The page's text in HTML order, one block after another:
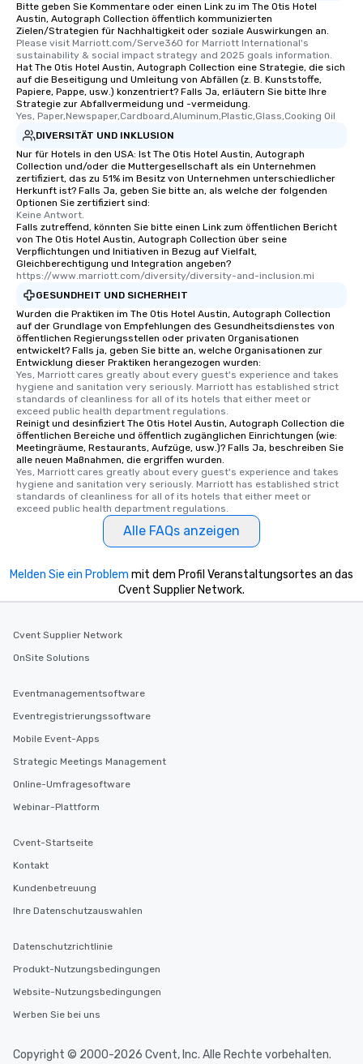
Bitte geben Sie Kommentare oder einen Link zu im The Otis Hotel
Austin, Autograph Collection öffentlich kommunizierten
Zielen/Strategien für Nachhaltigkeit oder soziale Auswirkungen an.
Please visit Marriott.com/Serve360 for Marriott International's
sustainability & social impact strategy and 2025 goals information.
Hat The Otis Hotel Austin, Autograph Collection eine Strategie, die sich
auf die Beseitigung und Umleitung von Abfällen (z. B. Kunststoffe,
Papiere, Pappe, usw.) konzentriert? Falls Ja, erläutern Sie bitte Ihre
Strategie zur Abfallvermeidung und -vermeidung.
Yes, Paper,Newspaper,Cardboard,Aluminum,Plastic,Glass,Cooking Oil
DIVERSITÄT UND INKLUSION
Nur für Hotels in den USA: Ist The Otis Hotel Austin, Autograph
Collection und/oder die Muttergesellschaft als ein Unternehmen
zertifiziert, das zu 51% im Besitz von Unternehmen unterschiedlicher
Herkunft ist? Falls Ja, geben Sie bitte an, als welche der folgenden
Optionen Sie zertifiziert sind:
Keine Antwort.
Falls zutreffend, könnten Sie bitte einen Link zum öffentlichen Bericht
von The Otis Hotel Austin, Autograph Collection über seine
Verpflichtungen und Initiativen in Bezug auf Vielfalt,
Gleichberechtigung und Integration angeben?
https://www.marriott.com/diversity/diversity-and-inclusion.mi
GESUNDHEIT UND SICHERHEIT
Wurden die Praktiken im The Otis Hotel Austin, Autograph Collection
auf der Grundlage von Empfehlungen des Gesundheitsdienstes von
öffentlichen Regierungsstellen oder privaten Organisationen
entwickelt? Falls ja, geben Sie bitte an, welche Organisationen zur
Entwicklung dieser Praktiken herangezogen wurden:
Yes, Marriott cares greatly about every guest's experience and takes
hygiene and sanitation very seriously. Marriott has established strict
standards of cleanliness for all of its hotels that either meet or
exceed public health department regulations.
Reinigt und desinfiziert The Otis Hotel Austin, Autograph Collection die
öffentlichen Bereiche und öffentlich zugänglichen Einrichtungen (wie:
Meetingräume, Restaurants, Aufzüge, usw.)? Falls Ja, beschreiben Sie
alle neuen Maßnahmen, die ergriffen wurden.
Yes, Marriott cares greatly about every guest's experience and takes
hygiene and sanitation very seriously. Marriott has established strict
standards of cleanliness for all of its hotels that either meet or
exceed public health department regulations.
Alle FAQs anzeigen
Melden Sie ein Problem mit dem Profil Veranstaltungsortes an das
Cvent Supplier Network.
Cvent Supplier Network
OnSite Solutions
Eventmanagementsoftware
Eventregistrierungssoftware
Mobile Event-Apps
Strategic Meetings Management
Online-Umfragesoftware
Webinar-Plattform
Cvent-Startseite
Kontakt
Kundenbetreuung
Ihre Datenschutzauswahlen
Datenschutzrichtlinie
Produkt-Nutzungsbedingungen
Website-Nutzungsbedingungen
Werben Sie bei uns
Copyright © 2000-2026 Cvent, Inc. Alle Rechte vorbehalten.